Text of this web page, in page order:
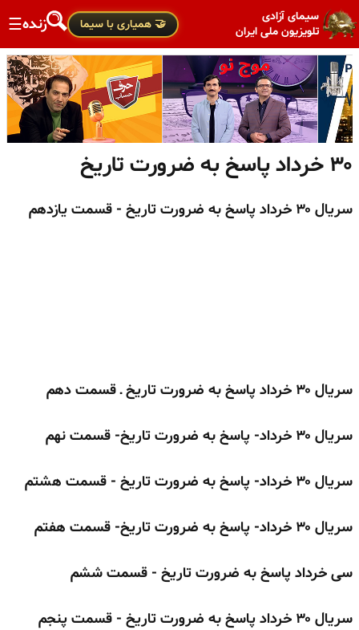
سیمای آزادی
تلویزیون ملی ایران
🤝 همیاری با سیما زنده☰
۳۰ خرداد پاسخ به ضرورت تاریخ
سریال ۳۰ خرداد پاسخ به ضرورت تاریخ - قسمت یازدهم
سریال ۳۰ خرداد پاسخ به ضرورت تاریخ ـ قسمت دهم
سریال ۳۰ خرداد- پاسخ به ضرورت تاریخ- قسمت نهم
سریال ۳۰ خرداد- پاسخ به ضرورت تاریخ - قسمت هشتم
سریال ۳۰ خرداد- پاسخ به ضرورت تاریخ- قسمت هفتم
سی خرداد پاسخ به ضرورت تاریخ - قسمت ششم
سریال ۳۰ خرداد پاسخ به ضرورت تاریخ - قسمت پنجم